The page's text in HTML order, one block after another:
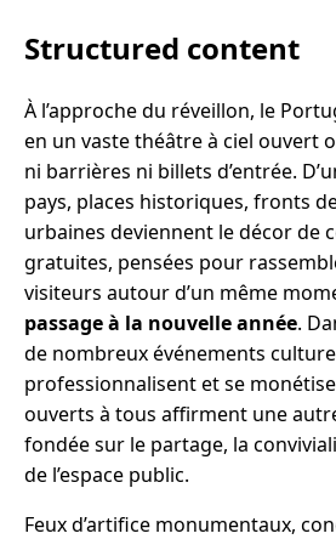
Structured content
À l’approche du réveillon, le
en un vaste théâtre à ciel ouvert
ni barrières ni billets d’entrée.
pays, places historiques, fronts
urbaines deviennent le décor de
gratuites, pensées pour
visiteurs autour d’un même
passage à la nouvelle année.
de nombreux événements
professionnalisent et se
ouverts à tous affirment une
fondée sur le partage, la
de l’espace public.
Feux d’artifice monumentaux,